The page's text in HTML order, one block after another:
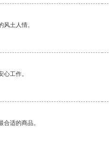
土人情。
工作。
适的商品。